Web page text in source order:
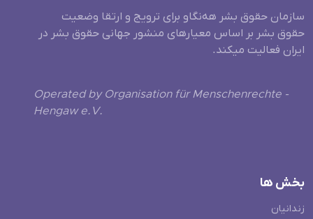
سازمان حقوق بشر هه‌نگاو برای ترویج و ارتقا وضعیت
حقوق بشر بر اساس معیارهای منشور جهانی حقوق بشر در
ایران فعالیت میکند.
Operated by Organisation für Menschenrechte -
Hengaw e.V.
بخش ها
زندانیان